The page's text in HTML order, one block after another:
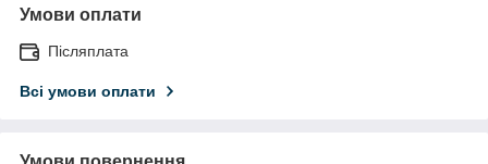
Умови оплати
Післяплата
Всі умови оплати